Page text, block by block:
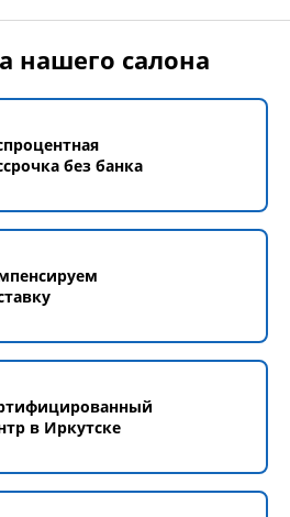
нашего салона
без банка
в Иркутске